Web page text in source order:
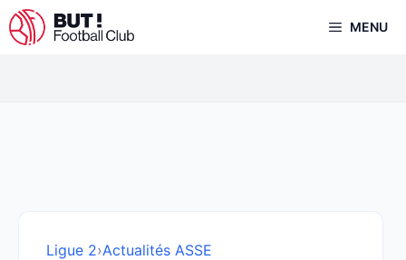
Aller
au
MENU
Ligue 2›Actualités ASSE